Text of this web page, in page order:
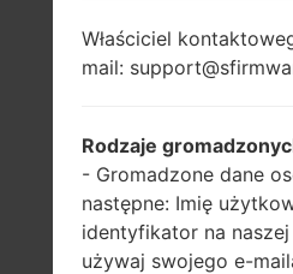
Właściciel
mail:
Rodzaje
- Gromadzone dane
następne: Imię
identyfikator na
używaj swojego e-